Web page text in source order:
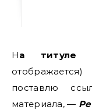
На титуле
поставлю
материала, —